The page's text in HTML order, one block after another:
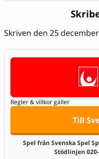
Skriven den 25
Regler & villkor gäller
Till
Spel från Svenska Spel
Stödlinjen